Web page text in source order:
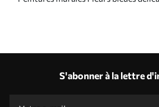
S'abonner à la lettre